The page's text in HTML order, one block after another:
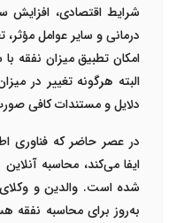
شرایط اقتصادی، افزایش
درمانی و سایر عوامل مؤثر،
امکان تطبیق میزان نفقه
البته هرگونه تغییر در
دلایل و مستندات کافی
در عصر حاضر که فناوری
ایفا می‌کند، محاسبه
شده است. والدین و وکلای
به‌روز برای محاسبه نفقه